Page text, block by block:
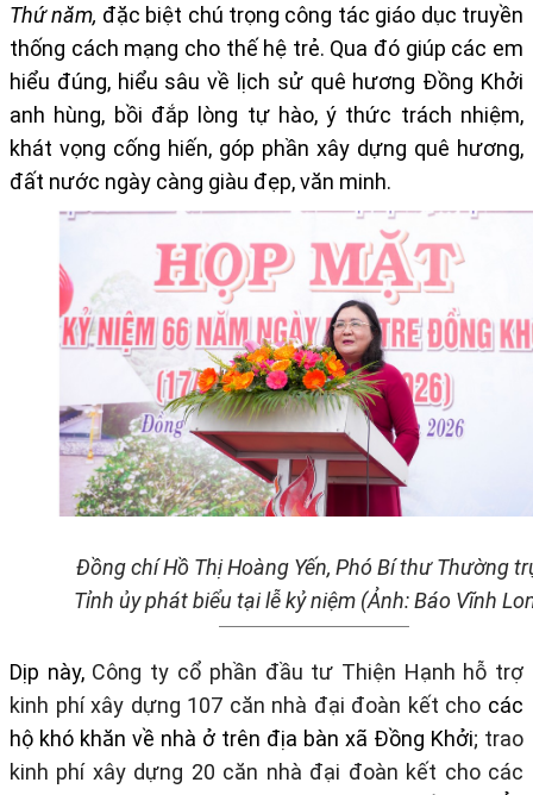
Thứ năm, đặc biệt chú trọng công tác giáo dục truyền
thống cách mạng cho thế hệ trẻ. Qua đó giúp các em
hiểu đúng, hiểu sâu về lịch sử quê hương Đồng Khởi
anh hùng, bồi đắp lòng tự hào, ý thức trách nhiệm,
khát vọng cống hiến, góp phần xây dựng quê hương,
đất nước ngày càng giàu đẹp, văn minh.
Đồng chí Hồ Thị Hoàng Yến, Phó Bí thư Thường
Tỉnh ủyphát biểu tại lễ kỷ niệm (Ảnh: Báo Vĩnh
Dịp này, Công ty cổ phần đầu tư Thiện Hạnh hỗ trợ
kinh phí xây dựng 107 căn nhà đại đoàn kết cho các
hộ khó khăn về nhà ở trên địa bàn xã Đồng Khởi; trao
kinh phí xây dựng 20 căn nhà đại đoàn kết cho các